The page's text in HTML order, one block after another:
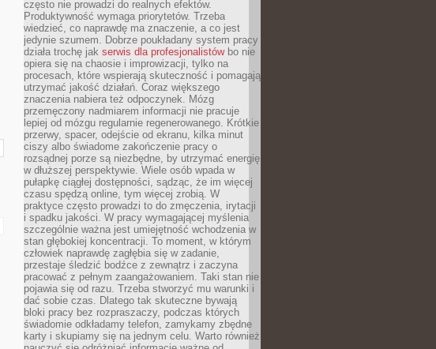
często nie prowadzi do realnych efektów.
Produktywność wymaga priorytetów. Trzeba
wiedzieć, co naprawdę ma znaczenie, a co jest
jedynie szumem. Dobrze poukładany system pracy
działa trochę jak serwis dla profesjonalistówbo nie
opiera się na chaosie i improwizacji, tylko na
procesach, które wspierają skuteczność i pomagają
utrzymać jakość działań. Coraz większego
znaczenia nabiera też odpoczynek. Mózg
przemęczony nadmiarem informacji nie pracuje
lepiej od mózgu regularnie regenerowanego. Krótkie
przerwy, spacer, odejście od ekranu, kilka minut
ciszy albo świadome zakończenie pracy o
rozsądnej porze są niezbędne, by utrzymać energię
w dłuższej perspektywie. Wiele osób wpada w
pułapkę ciągłej dostępności, sądząc, że im więcej
czasu spędzą online, tym więcej zrobią. W
praktyce często prowadzi to do zmęczenia, irytacji
i spadku jakości. W pracy wymagającej myślenia
szczególnie ważna jest umiejętność wchodzenia w
stan głębokiej koncentracji. To moment, w którym
człowiek naprawdę zagłębia się w zadanie,
przestaje śledzić bodźce z zewnątrz i zaczyna
pracować z pełnym zaangażowaniem. Taki stan nie
pojawia się od razu. Trzeba stworzyć mu warunki i
dać sobie czas. Dlatego tak skuteczne bywają
bloki pracy bez rozpraszaczy, podczas których
świadomie odkładamy telefon, zamykamy zbędne
karty i skupiamy się na jednym celu. Warto również